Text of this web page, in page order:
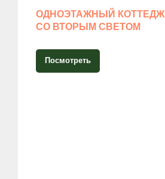
ОДНОЭТАЖНЫЙ КОТТЕДЖ
СО ВТОРЫМ СВЕТОМ
Посмотреть